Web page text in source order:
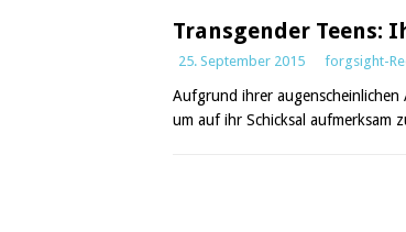
Transgender Teens:
25. September 2015 forgsight-
Aufgrund ihrer augenscheinlichen
um auf ihr Schicksal aufmerksam